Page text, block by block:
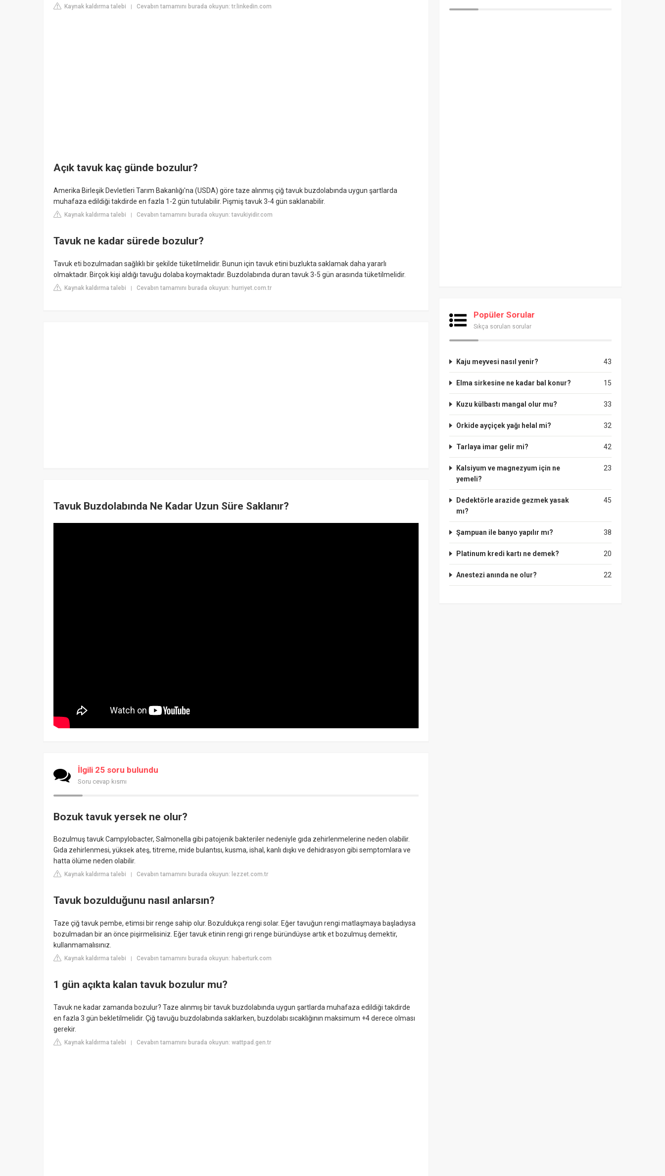
Kaynak kaldırma talebi Cevabın tamamını burada okuyun: tr.linkedin.com
Açık tavuk kaç günde bozulur?
Amerika Birleşik Devletleri Tarım Bakanlığı'na (USDA) göre taze alınmış çiğ tavuk buzdolabında uygun şartlarda
muhafaza edildiği takdirde en fazla 1-2 gün tutulabilir. Pişmiş tavuk 3-4 gün saklanabilir.
Kaynak kaldırma talebi | Cevabın tamamını burada okuyun: tavukiyidir.com
Tavuk ne kadar sürede bozulur?
Tavuk eti bozulmadan sağlıklı bir şekilde tüketilmelidir. Bunun için tavuk etini buzlukta saklamak daha yararlı
olmaktadır. Birçok kişi aldığı tavuğu dolaba koymaktadır. Buzdolabında duran tavuk 3-5 gün arasında tüketilmelidir.
Kaynak kaldırma talebi | Cevabın tamamını burada okuyun: hurriyet.com.tr
Tavuk Buzdolabında Ne Kadar Uzun Süre Saklanır?
İlgili 25 soru bulundu
Soru cevap kısmı
Bozuk tavuk yersek ne olur?
Bozulmuş tavuk Campylobacter, Salmonella gibi patojenik bakteriler nedeniyle gıda zehirlenmelerine neden olabilir.
Gıda zehirlenmesi, yüksek ateş, titreme, mide bulantısı, kusma, ishal, kanlı dışkı ve dehidrasyon gibi semptomlara ve
hatta ölüme neden olabilir.
Kaynak kaldırma talebi | Cevabın tamamını burada okuyun: lezzet.com.tr
Tavuk bozulduğunu nasıl anlarsın?
Taze çiğ tavuk pembe, etimsi bir renge sahip olur. Bozuldukça rengi solar. Eğer tavuğun rengi matlaşmaya başladıysa
bozulmadan bir an önce pişirmelisiniz. Eğer tavuk etinin rengi gri renge büründüyse artık et bozulmuş demektir,
kullanmamalısınız.
Kaynak kaldırma talebi | Cevabın tamamını burada okuyun: haberturk.com
1 gün açıkta kalan tavuk bozulur mu?
Tavuk ne kadar zamanda bozulur? Taze alınmış bir tavuk buzdolabında uygun şartlarda muhafaza edildiği takdirde
en fazla 3 gün bekletilmelidir. Çiğ tavuğu buzdolabında saklarken, buzdolabı sıcaklığının maksimum +4 derece olması
gerekir.
Kaynak kaldırma talebi | Cevabın tamamını burada okuyun: wattpad.gen.tr
Popüler Sorular
Sıkça sorulan sorular
43
Kaju meyvesi nasıl yenir?
15
Elma sirkesine ne kadar bal konur?
33
Kuzu külbastı mangal olur mu?
32
Orkide ayçiçek yağı helal mi?
42
Tarlaya imar gelir mi?
23
Kalsiyum ve magnezyum için ne
yemeli?
45
Dedektörle arazide gezmek yasak
mı?
38
Şampuan ile banyo yapılır mı?
20
Platinum kredi kartı ne demek?
22
Anestezi anında ne olur?